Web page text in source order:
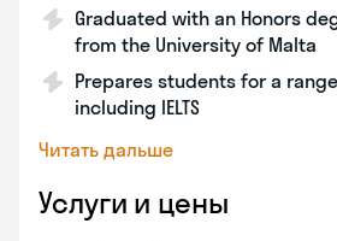
Graduated with an Honors
from the University of Malta
Prepares students for a
including IELTS
Читать дальше
Услуги и цены